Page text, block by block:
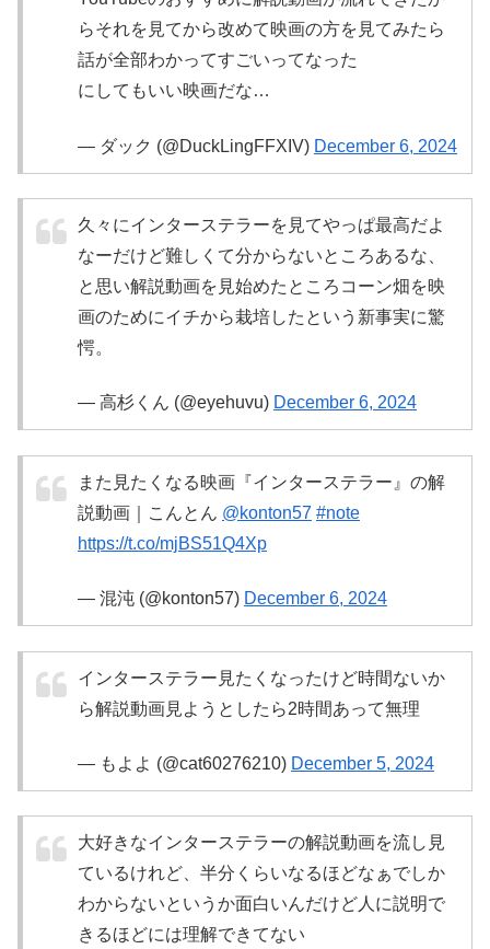
らそれを見てから改めて映画の方を見てみたら
話が全部わかってすごいってなった
にしてもいい映画だな…
— ダック (@DuckLingFFXIV) December 6, 2024
久々にインターステラーを見てやっぱ最高だよ
なーだけど難しくて分からないところあるな、
と思い解説動画を見始めたところコーン畑を映
画のためにイチから栽培したという新事実に驚
愕。
— 高杉くん (@eyehuvu) December 6, 2024
また見たくなる映画『インターステラー』の解
説動画｜こんとん @konton57 #note
https://t.co/mjBS51Q4Xp
— 混沌 (@konton57) December 6, 2024
インターステラー見たくなったけど時間ないか
ら解説動画見ようとしたら2時間あって無理
— もよよ (@cat60276210) December 5, 2024
大好きなインターステラーの解説動画を流し見
ているけれど、半分くらいなるほどなぁでしか
わからないというか面白いんだけど人に説明で
きるほどには理解できてない